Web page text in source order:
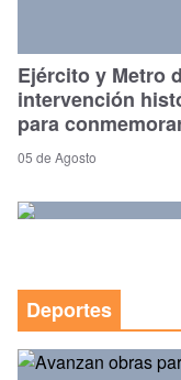
Ejército y Metro
intervención
para
05 de Agosto
Deportes